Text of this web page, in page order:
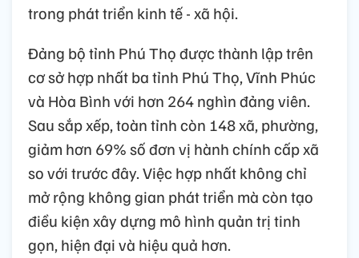
trong phát triển kinh tế - xã hội.
Đảng bộ tỉnh Phú Thọ được thành lập trên
cơ sở hợp nhất ba tỉnh Phú Thọ, Vĩnh Phúc
và Hòa Bình với hơn 264 nghìn đảng viên.
Sau sắp xếp, toàn tỉnh còn 148 xã, phường,
giảm hơn 69% số đơn vị hành chính cấp xã
so với trước đây. Việc hợp nhất không chỉ
mở rộng không gian phát triển mà còn tạo
điều kiện xây dựng mô hình quản trị tinh
gọn, hiện đại và hiệu quả hơn.